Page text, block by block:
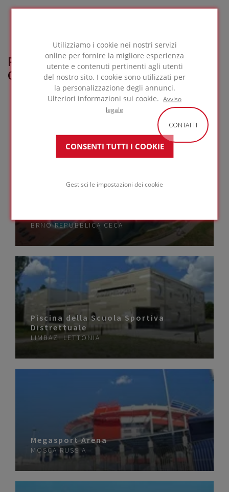
Utilizziamo i cookie nei nostri servizi
online per fornire la migliore esperienza
utente e contenuti pertinenti agli utenti
del nostro sito. I cookie sono utilizzati per
la personalizzazione degli annunci.
Ulteriori informazioni sui cookie. Avviso
legale
CONSENTI TUTTI I COOKIE
Gestisci le impostazioni dei cookie
PROGETTI DI RIFERIMENTO
CORRELATI
BRNO REPUBBLICA CECA
Piscina della Scuola Sportiva
Distrettuale
LIMBAZI LETTONIA
Megasport Arena
MOSCA RUSSIA
CONTATTI